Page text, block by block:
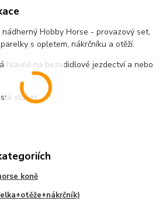
Hobby Horse - provazový set,
s opletem, nákrčníku a otěží.
hlavně na bezudidlové jezdectví a nebo
slušet.
koně